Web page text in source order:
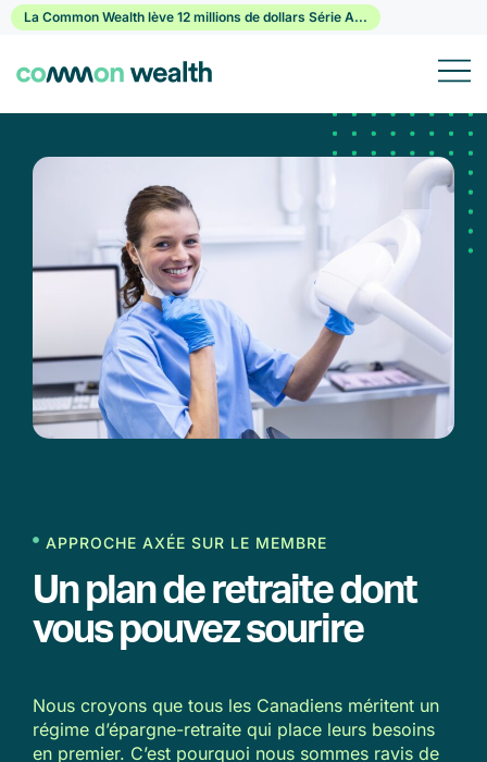
PasserLa Common Wealth lève 12 millions de dollars Série A...
APPROCHE AXÉE SUR LE MEMBRE
Un plan de retraite dont
vous pouvez sourire
Nous croyons que tous les Canadiens méritent un
régime d’épargne-retraite qui place leurs besoins
en premier. C’est pourquoi nous sommes ravis de